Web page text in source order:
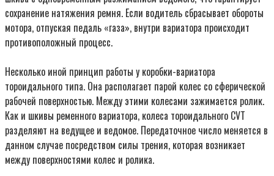
сохранение натяжения ремня. Если водитель сбрасывает обороты
мотора, отпуская педаль «газа», внутри вариатора происходит
противоположный процесс.
Несколько иной принцип работы у коробки-вариатора
тороидального типа. Она располагает парой колес со сферической
рабочей поверхностью. Между этими колесами зажимается ролик.
Как и шкивы ременного вариатора, колеса тороидального CVT
разделяют на ведущее и ведомое. Передаточное число меняется в
данном случае посредством силы трения, которая возникает
между поверхностями колес и ролика.